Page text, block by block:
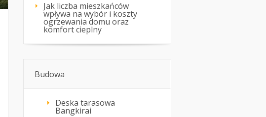
Jak liczba mieszkańców
wpływa na wybór i koszty
ogrzewania domu oraz
komfort cieplny
Budowa
Deska tarasowa
Bangkirai